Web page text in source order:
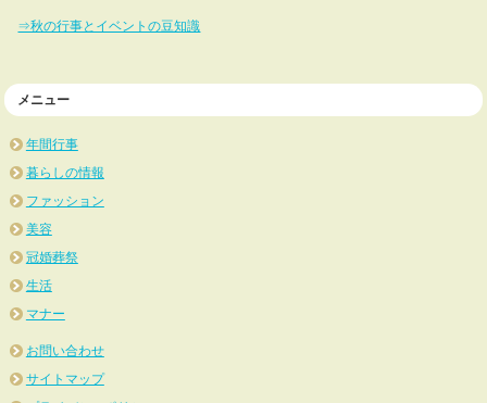
⇒秋の行事とイベントの豆知識
メニュー
年間行事
暮らしの情報
ファッション
美容
冠婚葬祭
生活
マナー
お問い合わせ
サイトマップ